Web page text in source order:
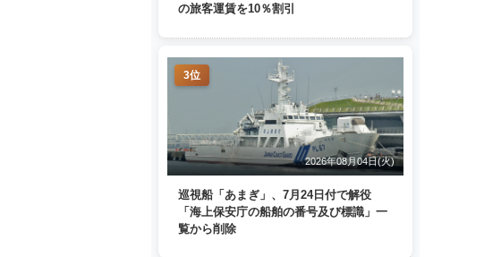
の旅客運賃を10％割引
3位
2026年08月04日(火)
巡視船「あまぎ」、7月24日付で解役
「海上保安庁の船舶の番号及び標識」一
覧から削除